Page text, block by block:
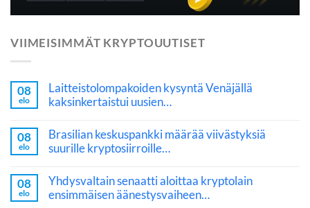
VIIMEISIMMÄT KRYPTOUUTISET
08
elo
Laitteistolompakoiden kysyntä Venäjällä
kaksinkertaistui uusien…
08
elo
Brasilian keskuspankki määrää viivästyksiä
suurille kryptosiirroille…
08
elo
Yhdysvaltain senaatti aloittaa kryptolain
ensimmäisen äänestysvaiheen…